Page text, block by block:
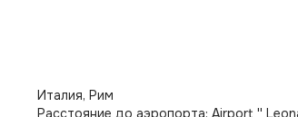
Италия, Рим
Расстояние до аэропорта: Airport ''